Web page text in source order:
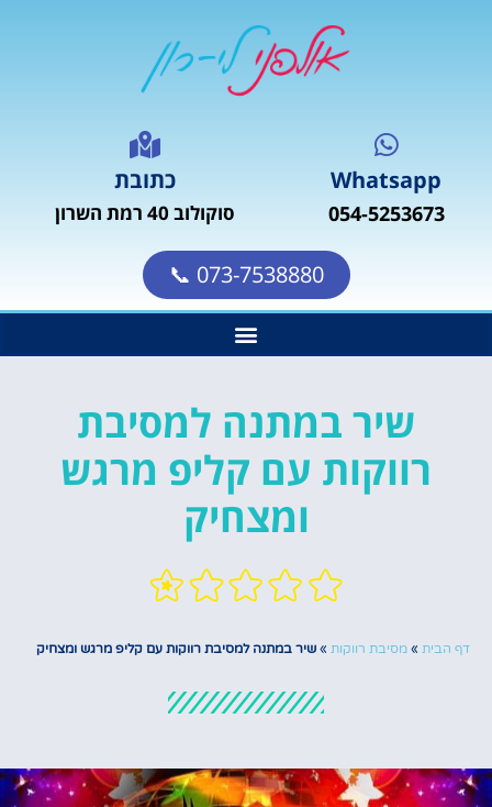
Whatsapp
054-5253673
כתובת
סוקולוב 40 רמת השרון
073-7538880 📞
שיר במתנה למסיבת
רווקות עם קליפ מרגש
ומצחיק
דף הבית » מסיבת רווקות » שיר במתנה למסיבת רווקות עם קליפ מרגש ומצחיק